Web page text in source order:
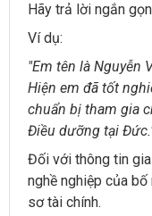
Hãy trả lời ngắn
Ví dụ:
"Em tên là Nguyễn
Hiện em đã tốt
chuẩn bị tham gia
Điều dưỡng tại
Đối với thông tin
nghề nghiệp của
sơ tài chính.